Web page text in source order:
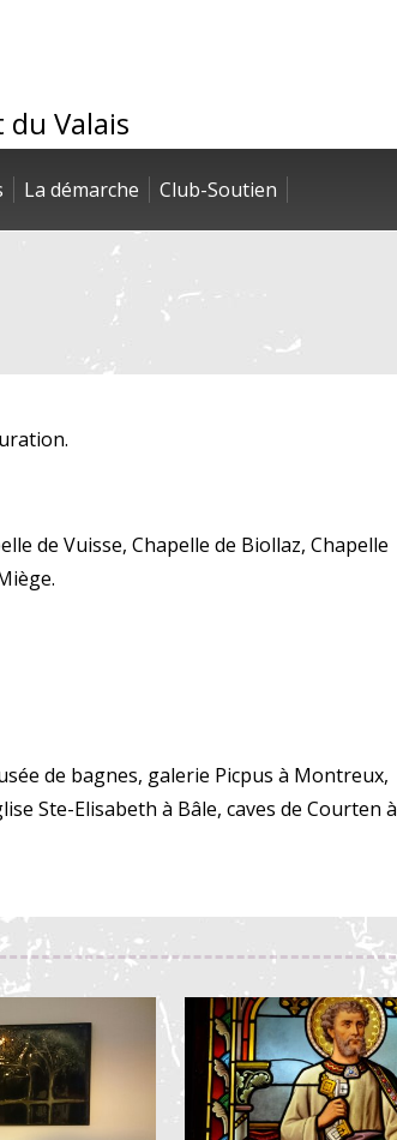
du Valais
La démarche Club-Soutien
de Vuisse, Chapelle de Biollaz, Chapelle
de bagnes, galerie Picpus à Montreux,
Ste-Elisabeth à Bâle, caves de Courten à